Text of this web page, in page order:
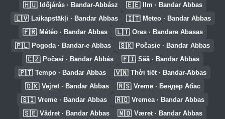
🇭🇺 Időjárás · Bandar-Abbász 🇪🇪 Ilm · Bandar Abbas
🇱🇻 Laikapstākļi · Bandar Abbas 🇮🇹 Meteo · Bandar Abbas
🇫🇷 Météo · Bandar Abbas 🇱🇹 Oras · Bandare Abasas
🇵🇱 Pogoda · Bandar-e Abbas 🇸🇰 Počasie · Bandar Abbas
🇨🇿 Počasí · Bandar Abbás 🇫🇮 Sää · Bandar Abbas
🇵🇹 Tempo · Bandar Abbas 🇻🇳 Thời tiết · Bandar-Abbas
🇩🇰 Vejret · Bandar Abbas 🇷🇸 Vreme · Бендер Абас
🇸🇮 Vreme · Bandar Abbas 🇷🇴 Vremea · Bandar Abbas
🇸🇪 Vädret · Bandar Abbas 🇳🇴 Været · Bandar Abbas